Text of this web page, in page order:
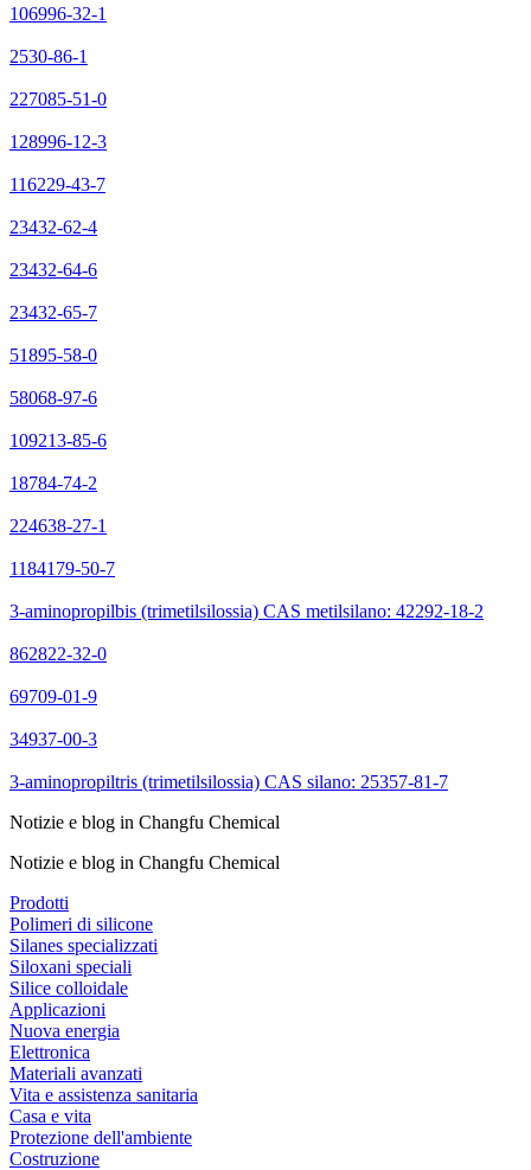
106996-32-1
2530-86-1
227085-51-0
128996-12-3
116229-43-7
23432-62-4
23432-64-6
23432-65-7
51895-58-0
58068-97-6
109213-85-6
18784-74-2
224638-27-1
1184179-50-7
3-aminopropilbis (trimetilsilossia) CAS metilsilano: 42292-18-2
862822-32-0
69709-01-9
34937-00-3
3-aminopropiltris (trimetilsilossia) CAS silano: 25357-81-7
Notizie e blog in Changfu Chemical
Notizie e blog in Changfu Chemical
Prodotti
Polimeri di silicone
Silanes specializzati
Siloxani speciali
Silice colloidale
Applicazioni
Nuova energia
Elettronica
Materiali avanzati
Vita e assistenza sanitaria
Casa e vita
Protezione dell'ambiente
Costruzione